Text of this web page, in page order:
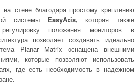
стене благодаря простому креплению
системы EasyAxis, которая также
положения мониторов в
позволяет создавать идеально
Planar Matrix оснащена внешними
которые позволяют использовать
где есть необходимость в надежном